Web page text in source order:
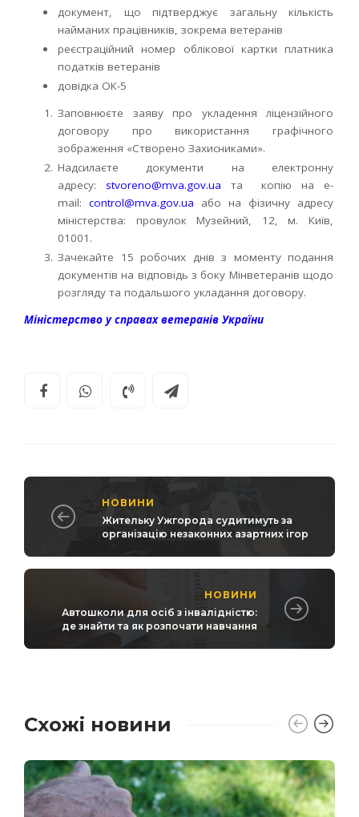
документ, що підтверджує загальну кількість
найманих працівників, зокрема ветеранів
реєстраційний номер облікової картки платника
податків ветеранів
довідка ОК-5
Заповнюєте заяву про укладення ліцензійного
договору про використання графічного
зображення «Створено Захисниками».
Надсилаєте документи на електронну
адресу: stvoreno@mva.gov.ua та копію на e-
mail: control@mva.gov.ua або на фізичну адресу
міністерства: провулок Музейний, 12, м. Київ,
01001.
Зачекайте 15 робочих днів з моменту подання
документів на відповідь з боку Мінветеранів щодо
розгляду та подальшого укладання договору.
Міністерство у справах ветеранів України
НОВИНИ
Жительку Ужгорода судитимуть за
організацію незаконних азартних ігор
НОВИНИ
Автошколи для осіб з інвалідністю:
де знайти та як розпочати навчання
Схожі новини